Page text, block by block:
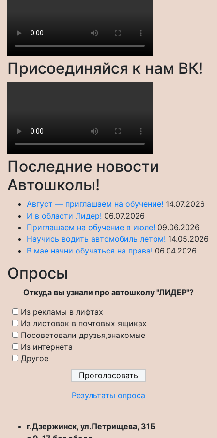
Присоединяйся к нам ВК!
Последние новости
Автошколы!
Август — приглашаем на обучение! 14.07.2026
И в области Лидер! 06.07.2026
Приглашаем на обучение в июле! 09.06.2026
Научись водить автомобиль летом! 14.05.2026
В мае начни обучаться на права! 06.04.2026
Опросы
Откуда вы узнали про автошколу "ЛИДЕР"?
Из рекламы в лифтах
Из листовок в почтовых ящиках
Посоветовали друзья,знакомые
Из интернета
Другое
Результаты опроса
г.Дзержинск, ул.Петрищева, 31Б